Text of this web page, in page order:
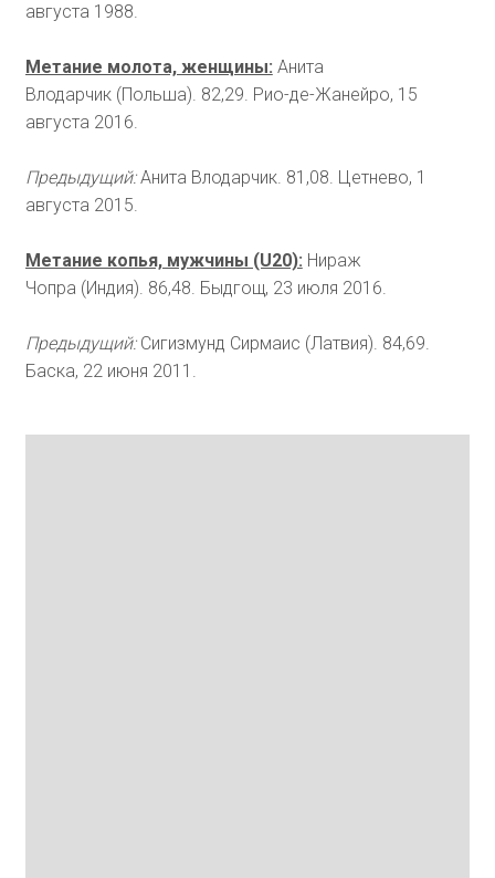
августа 1988.
Метание молота, женщины: Анита
Влодарчик (Польша). 82,29. Рио-де-Жанейро, 15
августа 2016.
Предыдущий:Анита Влодарчик. 81,08. Цетнево, 1
августа 2015.
Метание копья, мужчины (U20): Нираж
Чопра (Индия). 86,48. Быдгощ, 23 июля 2016.
Предыдущий:Сигизмунд Сирмаис (Латвия). 84,69.
Баска, 22 июня 2011.